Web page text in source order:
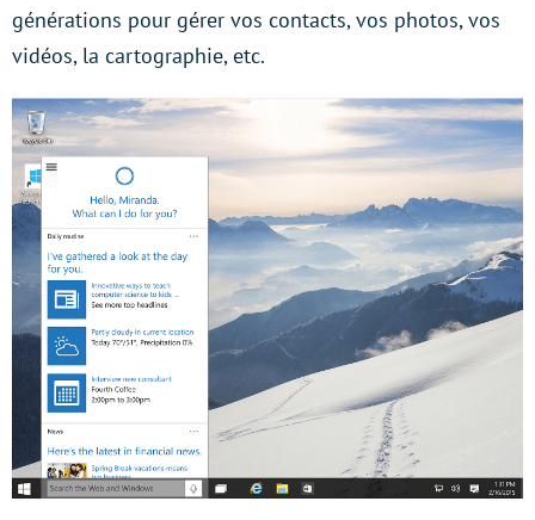
générations pour gérer vos contacts, vos photos, vos
vidéos, la cartographie, etc.